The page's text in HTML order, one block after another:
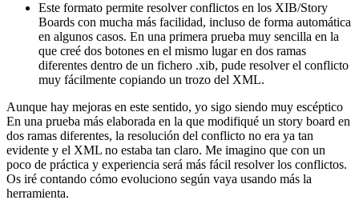
Este formato permite resolver conflictos en los XIB/Story
Boards con mucha más facilidad, incluso de forma automática
en algunos casos. En una primera prueba muy sencilla en la
que creé dos botones en el mismo lugar en dos ramas
diferentes dentro de un fichero .xib, pude resolver el conflicto
muy fácilmente copiando un trozo del XML.
Aunque hay mejoras en este sentido, yo sigo siendo muy escéptico
En una prueba más elaborada en la que modifiqué un story board en
dos ramas diferentes, la resolución del conflicto no era ya tan
evidente y el XML no estaba tan claro. Me imagino que con un
poco de práctica y experiencia será más fácil resolver los conflictos.
Os iré contando cómo evoluciono según vaya usando más la
herramienta.